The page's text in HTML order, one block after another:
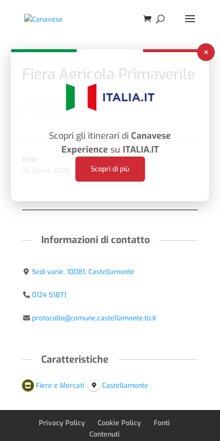
Fiera Agricola Primaverile
Bookmark
Ora
10:30 am
Informazioni di contatto
Sedi varie, 10081, Castellamonte
0124 51871
protocollo@comune.castellamonte.to.it
Caratteristiche
Fiere e Mercati Castellamonte
Privacy Policy Cookie Policy
Fonti
Contenuti
×
Scopri gli itinerari di Canavese
Experience su ITALIA.IT
Scopri di più